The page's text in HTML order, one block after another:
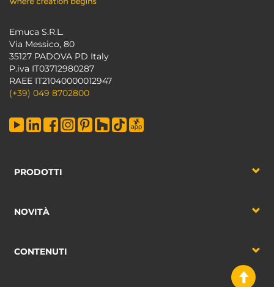
Emuca S.R.L.
Via Messico, 80
35127 PADOVA PD Italy
P.iva IT03712980287
RAEE IT21040000012947
(+39) 049 8702800
PRODOTTI
NOVITÀ
CONTENUTI